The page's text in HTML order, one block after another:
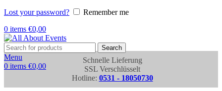
Lost your password?
Remember me
0 items €0,00
Search
Menu
0 items €0,00
Schnelle Lieferung
SSL Verschlüsselt
Hotline: 0531 - 18050730